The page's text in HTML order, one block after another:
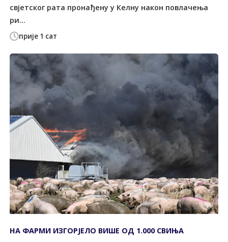
прије 1 сат
свјетског рата пронађену у Келну након повлачења
ри...
НА ФАРМИ ИЗГОРЈЕЛО ВИШЕ ОД 1.000 СВИЊА